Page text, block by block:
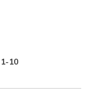
1-10